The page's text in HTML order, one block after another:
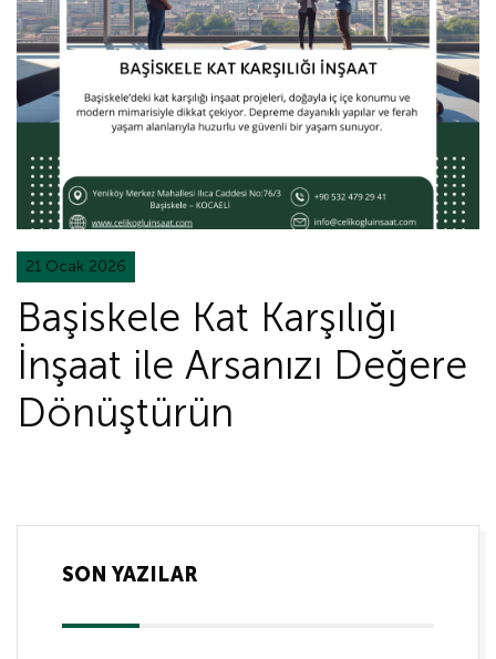
21 Ocak 2026
Başiskele Kat Karşılığı
İnşaat ile Arsanızı Değere
Dönüştürün
SON YAZILAR